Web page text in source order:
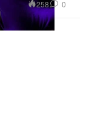
258 0